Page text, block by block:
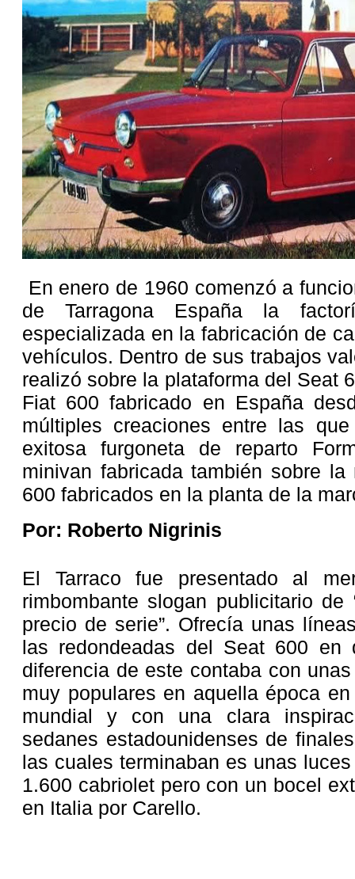
En enero de 1960 comenzó a
de Tarragona España la
especializada en la fabricación de
vehículos. Dentro de sus trabajos
realizó sobre la plataforma del Seat
Fiat 600 fabricado en España
múltiples creaciones entre las
exitosa furgoneta de reparto
minivan fabricada también sobre
600 fabricados en la planta de la
Por: Roberto Nigrinis
El Tarraco fue presentado al
rimbombante slogan publicitario
precio de serie”. Ofrecía unas
las redondeadas del Seat 600
diferencia de este contaba con
muy populares en aquella época
mundial y con una clara
sedanes estadounidenses de
las cuales terminaban es unas
1.600 cabriolet pero con un bocel
en Italia por Carello.